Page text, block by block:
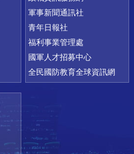
軍事新聞通訊社
青年日報社
福利事業管理處
國軍人才招募中心
全民國防教育全球資訊網